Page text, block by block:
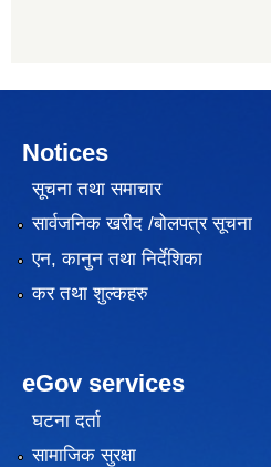
Notices
सूचना तथा समाचार
सार्वजनिक खरीद /बोलपत्र सूचना
एन, कानुन तथा निर्देशिका
कर तथा शुल्कहरु
eGov services
घटना दर्ता
सामाजिक सुरक्षा